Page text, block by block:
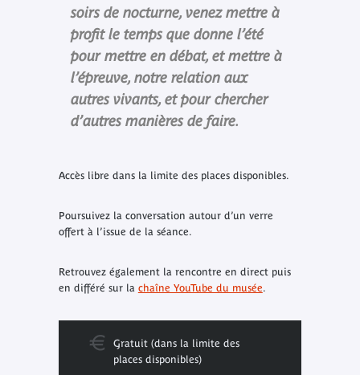
soirs de nocturne, venez mettre à
profit le temps que donne l’été
pour mettre en débat, et mettre à
l’épreuve, notre relation aux
autres vivants, et pour chercher
d’autres manières de faire.
Accès libre dans la limite des places disponibles.
Poursuivez la conversation autour d’un verre
offert à l’issue de la séance.
Retrouvez également la rencontre en direct puis
en différé sur la chaîne YouTube du musée.
Gratuit (dans la limite des
places disponibles)